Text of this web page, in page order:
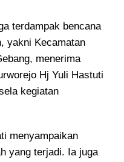
terdampak bencana
yakni Kecamatan
menerima
Hj Yuli Hastuti
kegiatan
menyampaikan
yang terjadi. Ia juga